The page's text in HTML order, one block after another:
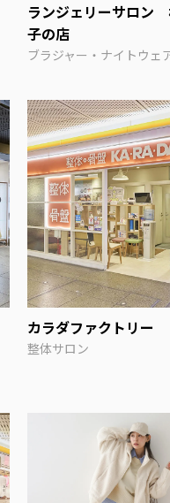
ランジェリーサロン
子の店
ブラジャー・ナイトウェ
カラダファクトリー
整体サロン